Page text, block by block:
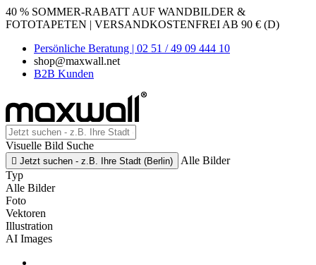
40 % SOMMER-RABATT AUF WANDBILDER &
FOTOTAPETEN | VERSANDKOSTENFREI AB 90 € (D)
Persönliche Beratung | 02 51 / 49 09 444 10
shop@maxwall.net
B2B Kunden
Visuelle Bild Suche
 Jetzt suchen - z.B. Ihre Stadt (Berlin)
Alle Bilder
Typ
Alle Bilder
Foto
Vektoren
Illustration
AI Images